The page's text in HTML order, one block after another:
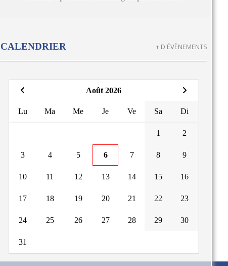
CALENDRIER
Août 2026
Lu Ma Me Je Ve Sa Di
1 2
3 4 5 6 7 8 9
10 11 12 13 14 15 16
17 18 19 20 21 22 23
24 25 26 27 28 29 30
31
+ D'ÉVÈNEMENTS